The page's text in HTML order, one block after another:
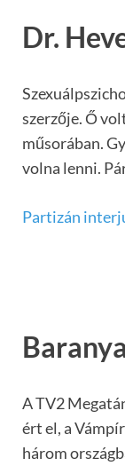
Dr.
szerzője. Ő
műsorában.
volna lenni.
Partizán
A TV2
ért el, a
három